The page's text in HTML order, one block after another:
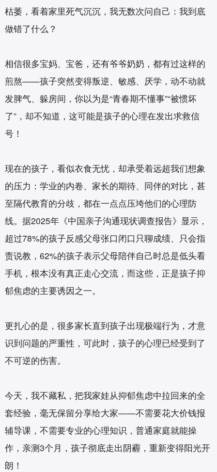
枯萎，看着家里死气沉沉，我无数次问自己：我到底
做错了什么？
相信很多宝妈、宝爸，还有爷爷奶奶，都有过这样的
煎熬——孩子突然变得叛逆、敏感、厌学，动不动就
发脾气、躲房间，你以为是“青春期不懂事”“被惯坏
了”，却不知道，这可能是孩子的心理在发出求救信
号！
现在的孩子，看似衣食无忧，却承受着远超我们想象
的压力：学业的内卷、家长的期待、同伴的对比，甚
至隔代教育的分歧，都在一点点压垮他们的心理防
线。据2025年《中国亲子沟通现状调查报告》显示，
超过78%的孩子反感父母张口闭口只聊成绩、只会指
责说教，62%的孩子表示父母陪伴自己时总是低头看
手机，根本没有真正走心交流，而这些，正是孩子抑
郁焦虑的主要诱因之一。
更扎心的是，很多家长直到孩子出现极端行为，才意
识到问题的严重性，可此时，孩子的心理已经受到了
不可逆的伤害。
今天，我不藏私，把我家娃从抑郁焦虑中拉回来的全
套经验，毫无保留分享给大家——不需要花大价钱报
辅导课，不需要专业的心理知识，普通家庭就能操
作，亲测3个月，孩子彻底走出阴霾，重新变得阳光开
朗！